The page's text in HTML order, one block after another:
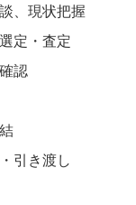
、現状把握
定・査定
認
引き渡し